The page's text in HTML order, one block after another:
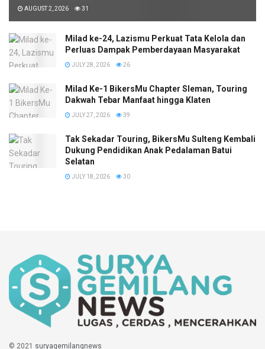
AUGUST 2, 2026 31
Milad ke-24, Lazismu Perkuat Tata Kelola dan
Perluas Dampak Pemberdayaan Masyarakat
JULY 28, 2026 26
Milad Ke-1 BikersMu Chapter Sleman, Touring
Dakwah Tebar Manfaat hingga Klaten
JULY 27, 2026 39
Tak Sekadar Touring, BikersMu Sulteng Kembali
Dukung Pendidikan Anak Pedalaman Batui
Selatan
JULY 18, 2026 30
© 2021 suryagemilangnews